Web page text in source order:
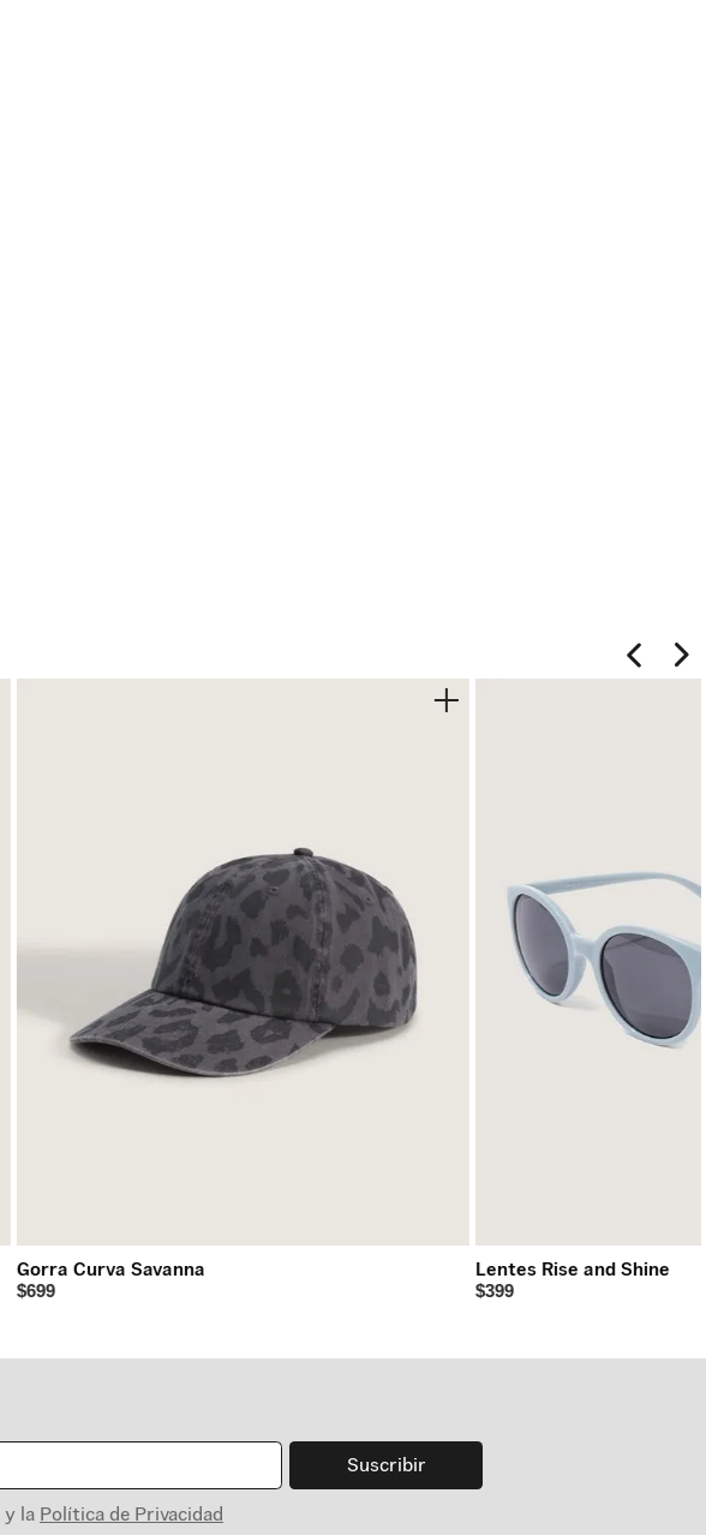
Gorra Curva Savanna
$699
Lentes Rise and Shine
$399
Suscribir
y la Política de Privacidad